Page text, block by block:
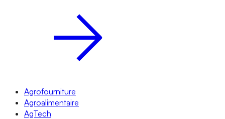
Agrofourniture
Agroalimentaire
AgTech